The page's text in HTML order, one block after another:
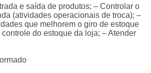
e saída de produtos; – Controlar o
(atividades operacionais de troca); –
que melhorem o giro de estoque
do estoque da loja; – Atender